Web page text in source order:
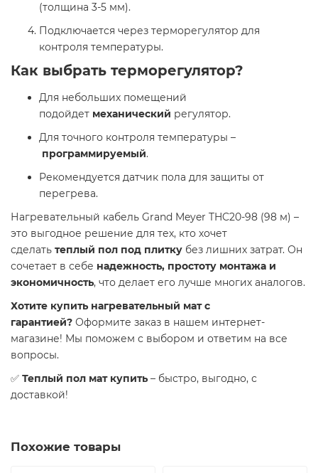
(толщина 3-5 мм).
Подключается через терморегулятор для
контроля температуры.
Как выбрать терморегулятор?
Для небольших помещений
подойдет механический регулятор.
Для точного контроля температуры –
программируемый.
Рекомендуется датчик пола для защиты от
перегрева.
Нагревательный кабель Grand Meyer THC20-98 (98 м) –
это выгодное решение для тех, кто хочет
сделать теплый пол под плитку без лишних затрат. Он
сочетает в себе надежность, простоту монтажа и
экономичность, что делает его лучше многих аналогов.
Хотите купить нагревательный мат с
гарантией? Оформите заказ в нашем интернет-
магазине! Мы поможем с выбором и ответим на все
вопросы.
✅ Теплый пол мат купить – быстро, выгодно, с
доставкой!
Похожие товары